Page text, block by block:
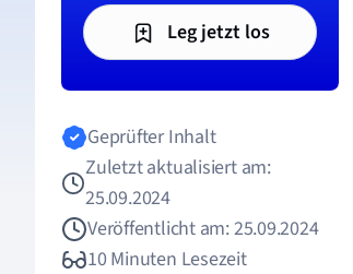
Leg jetzt los
Geprüfter Inhalt
Zuletzt aktualisiert am:
25.09.2024
Veröffentlicht am: 25.09.2024
10 Minuten Lesezeit